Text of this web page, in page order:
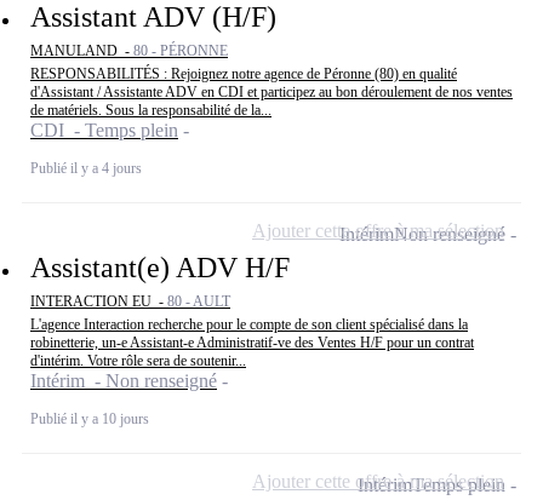
Assistant ADV (H/F)
MANULAND - 80 - PÉRONNE
RESPONSABILITÉS : Rejoignez notre agence de Péronne (80) en qualité
d'Assistant / Assistante ADV en CDI et participez au bon déroulement de nos ventes
de matériels. Sous la responsabilité de la...
CDI - Temps plein
Publié il y a 4 jours
Assistant(e) ADV H/F
INTERACTION EU - 80 - AULT
L'agence Interaction recherche pour le compte de son client spécialisé dans la
robinetterie, un-e Assistant-e Administratif-ve des Ventes H/F pour un contrat
d'intérim. Votre rôle sera de soutenir...
Intérim - Non renseigné
Publié il y a 10 jours
IntérimNon renseigné
Ajouter cette offre à ma sélection
IntérimTemps plein
Ajouter cette offre à ma sélection